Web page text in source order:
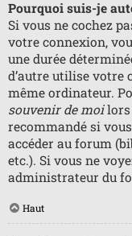
Pourquoi suis-je
Si vous ne cochez
votre connexion,
une durée
d’autre utilise votre
même ordinateur.
souvenir de moilors
recommandé si
accéder au forum
etc.). Si vous ne
administrateur du
Haut